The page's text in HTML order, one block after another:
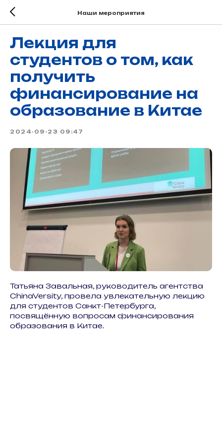
Наши мероприятия
Лекция для
студентов о том, как
получить
финансирование на
образование в Китае
2024-09-23 09:47
Татьяна Завальная, руководитель агентства
ChinaVersity, провела увлекательную лекцию
для студентов Санкт-Петербурга,
посвящённую вопросам финансирования
образования в Китае.